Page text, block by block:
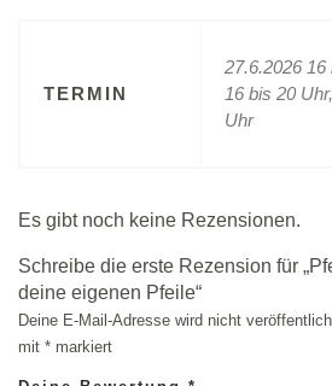
TERMIN
27.6.2026 16
16 bis 20
Uhr
Es gibt noch keine Rezensionen.
Schreibe die erste Rezension für
deine eigenen Pfeile“
Deine E-Mail-Adresse wird nicht
mit * markiert